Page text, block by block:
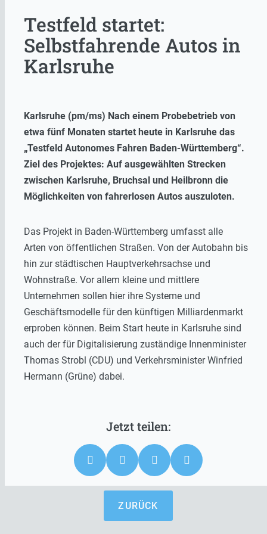
Testfeld startet:
Selbstfahrende Autos in
Karlsruhe
Karlsruhe (pm/ms) Nach einem Probebetrieb von
etwa fünf Monaten startet heute in Karlsruhe das
„Testfeld Autonomes Fahren Baden-Württemberg“.
Ziel des Projektes: Auf ausgewählten Strecken
zwischen Karlsruhe, Bruchsal und Heilbronn die
Möglichkeiten von fahrerlosen Autos auszuloten.
Das Projekt in Baden-Württemberg umfasst alle
Arten von öffentlichen Straßen. Von der Autobahn bis
hin zur städtischen Hauptverkehrsachse und
Wohnstraße. Vor allem kleine und mittlere
Unternehmen sollen hier ihre Systeme und
Geschäftsmodelle für den künftigen Milliardenmarkt
erproben können. Beim Start heute in Karlsruhe sind
auch der für Digitalisierung zuständige Innenminister
Thomas Strobl (CDU) und Verkehrsminister Winfried
Hermann (Grüne) dabei.
ZURÜCK